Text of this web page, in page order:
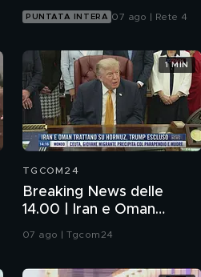
PUNTATA INTERA 07 ago | Rete 4
TGCOM24
Breaking News delle
14.00 | Iran e Oman
trattano su Hormuz,
07 ago | Tgcom24
1 MIN